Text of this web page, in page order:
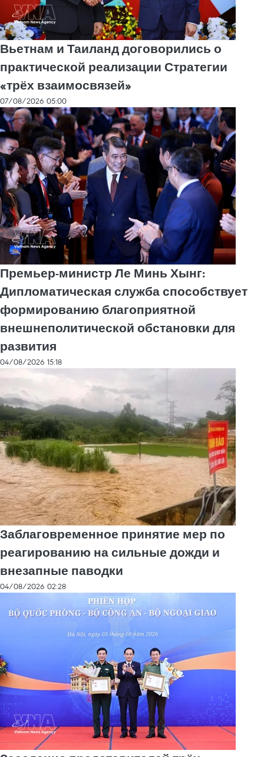
Вьетнам и Таиланд договорились о
практической реализации Стратегии
«трёх взаимосвязей»
07/08/2026 05:00
Премьер-министр Ле Минь Хынг:
Дипломатическая служба способствует
формированию благоприятной
внешнеполитической обстановки для
развития
04/08/2026 15:18
Заблаговременное принятие мер по
реагированию на сильные дожди и
внезапные паводки
04/08/2026 02:28